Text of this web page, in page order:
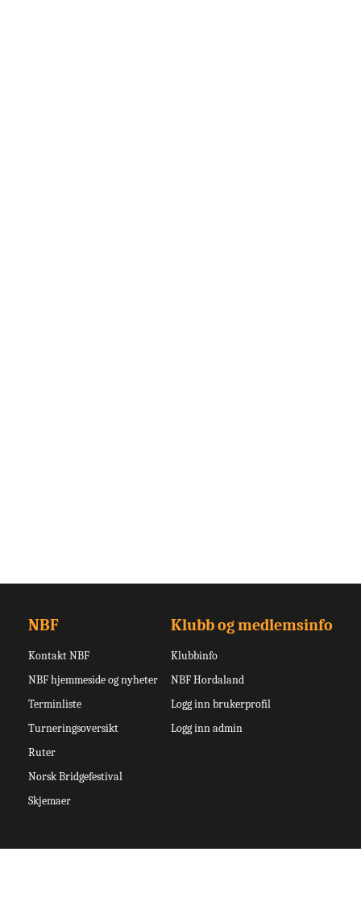
NBF
Kontakt NBF
NBF hjemmeside og nyheter
Terminliste
Turneringsoversikt
Ruter
Norsk Bridgefestival
Skjemaer
Klubb og medlemsinfo
Klubbinfo
NBF Hordaland
Logg inn brukerprofil
Logg inn admin